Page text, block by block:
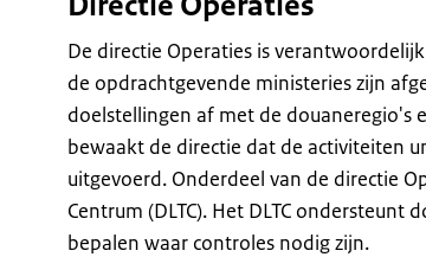
De directie Operaties is
de opdrachtgevende ministeries zijn
doelstellingen af met de douaneregio's
bewaakt de directie dat de activiteiten
uitgevoerd. Onderdeel van de directie
Centrum (DLTC). Het DLTC ondersteunt
bepalen waar controles nodig zijn.